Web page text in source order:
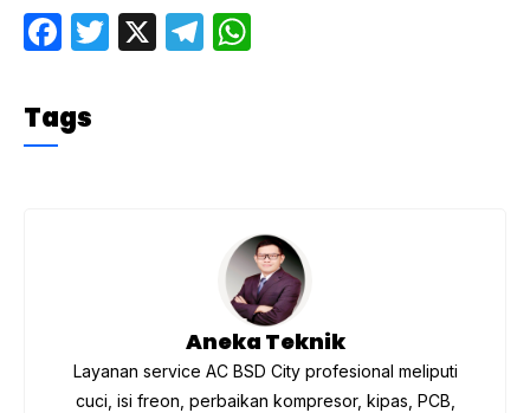
F
c
e
T
X
T
p
Tags
Aneka Teknik
Layanan service AC BSD City profesional meliputi
cuci, isi freon, perbaikan kompresor, kipas, PCB,